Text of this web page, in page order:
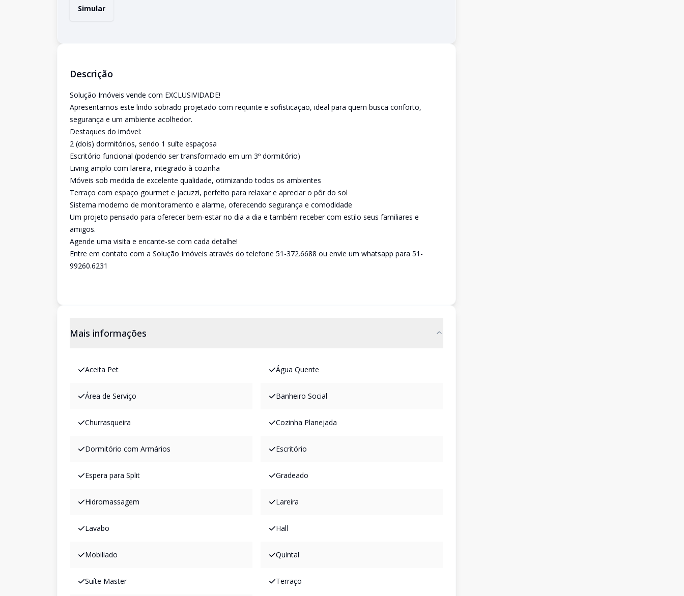
Simular
Descrição
Solução Imóveis vende com EXCLUSIVIDADE!
Apresentamos este lindo sobrado projetado com requinte e sofisticação, ideal para quem busca conforto,
segurança e um ambiente acolhedor.
Destaques do imóvel:
2 (dois) dormitórios, sendo 1 suíte espaçosa
Escritório funcional (podendo ser transformado em um 3º dormitório)
Living amplo com lareira, integrado à cozinha
Móveis sob medida de excelente qualidade, otimizando todos os ambientes
Terraço com espaço gourmet e jacuzzi, perfeito para relaxar e apreciar o pôr do sol
Sistema moderno de monitoramento e alarme, oferecendo segurança e comodidade
Um projeto pensado para oferecer bem-estar no dia a dia e também receber com estilo seus familiares e
amigos.
Agende uma visita e encante-se com cada detalhe!
Entre em contato com a Solução Imóveis através do telefone 51-372.6688 ou envie um whatsapp para 51-
99260.6231
Mais informações
Aceita Pet Água Quente
Área de Serviço Banheiro Social
Churrasqueira Cozinha Planejada
Dormitório com Armários Escritório
Espera para Split Gradeado
Hidromassagem Lareira
Lavabo Hall
Mobiliado Quintal
Suíte Master Terraço